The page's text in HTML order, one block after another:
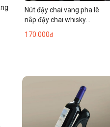
Nút đậy chai vang pha lê
nắp đậy chai whisky
170.000đ